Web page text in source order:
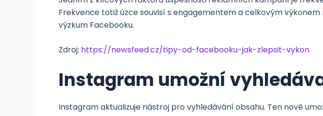
Frekvence totiž úzce souvisí s engagementem a celkovým
výzkum Facebooku.
Zdroj: https://newsfeed.cz/tipy-od-facebooku-jak-zlepsit-vykon
Instagram umožní
Instagram aktualizuje nástroj pro vyhledávání obsahu. Ten nově